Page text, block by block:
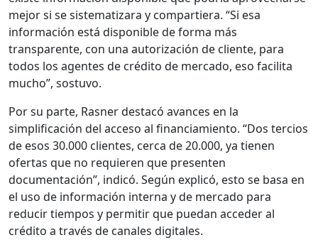
mejor si se sistematizara y compartiera. “Si esa
información está disponible de forma más
transparente, con una autorización de cliente, para
todos los agentes de crédito de mercado, eso facilita
mucho”, sostuvo.
Por su parte, Rasner destacó avances en la
simplificación del acceso al financiamiento. “Dos tercios
de esos 30.000 clientes, cerca de 20.000, ya tienen
ofertas que no requieren que presenten
documentación”, indicó. Según explicó, esto se basa en
el uso de información interna y de mercado para
reducir tiempos y permitir que puedan acceder al
crédito a través de canales digitales.